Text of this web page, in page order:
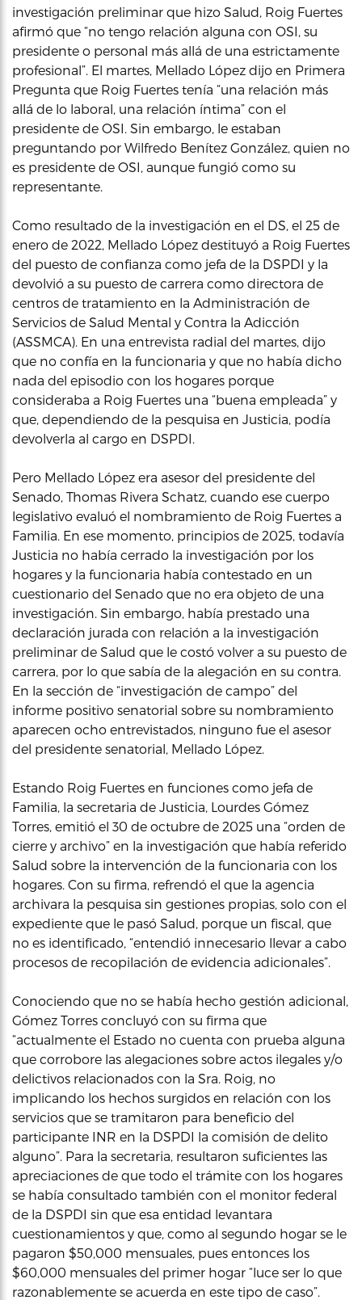
investigación preliminar que hizo Salud, Roig Fuertes
afirmó que “no tengo relación alguna con OSI, su
presidente o personal más allá de una estrictamente
profesional”. El martes, Mellado López dijo en Primera
Pregunta que Roig Fuertes tenía “una relación más
allá de lo laboral, una relación íntima” con el
presidente de OSI. Sin embargo, le estaban
preguntando por Wilfredo Benítez González, quien no
es presidente de OSI, aunque fungió como su
representante.
Como resultado de la investigación en el DS, el 25 de
enero de 2022, Mellado López destituyó a Roig Fuertes
del puesto de confianza como jefa de la DSPDI y la
devolvió a su puesto de carrera como directora de
centros de tratamiento en la Administración de
Servicios de Salud Mental y Contra la Adicción
(ASSMCA). En una entrevista radial del martes, dijo
que no confía en la funcionaria y que no había dicho
nada del episodio con los hogares porque
consideraba a Roig Fuertes una “buena empleada” y
que, dependiendo de la pesquisa en Justicia, podía
devolverla al cargo en DSPDI.
Pero Mellado López era asesor del presidente del
Senado, Thomas Rivera Schatz, cuando ese cuerpo
legislativo evaluó el nombramiento de Roig Fuertes a
Familia. En ese momento, principios de 2025, todavía
Justicia no había cerrado la investigación por los
hogares y la funcionaria había contestado en un
cuestionario del Senado que no era objeto de una
investigación. Sin embargo, había prestado una
declaración jurada con relación a la investigación
preliminar de Salud que le costó volver a su puesto de
carrera, por lo que sabía de la alegación en su contra.
En la sección de “investigación de campo” del
informe positivo senatorial sobre su nombramiento
aparecen ocho entrevistados, ninguno fue el asesor
del presidente senatorial, Mellado López.
Estando Roig Fuertes en funciones como jefa de
Familia, la secretaria de Justicia, Lourdes Gómez
Torres, emitió el 30 de octubre de 2025 una “orden de
cierre y archivo” en la investigación que había referido
Salud sobre la intervención de la funcionaria con los
hogares. Con su firma, refrendó el que la agencia
archivara la pesquisa sin gestiones propias, solo con el
expediente que le pasó Salud, porque un fiscal, que
no es identificado, “entendió innecesario llevar a cabo
procesos de recopilación de evidencia adicionales”.
Conociendo que no se había hecho gestión adicional,
Gómez Torres concluyó con su firma que
“actualmente el Estado no cuenta con prueba alguna
que corrobore las alegaciones sobre actos ilegales y/o
delictivos relacionados con la Sra. Roig, no
implicando los hechos surgidos en relación con los
servicios que se tramitaron para beneficio del
participante INR en la DSPDI la comisión de delito
alguno”. Para la secretaria, resultaron suficientes las
apreciaciones de que todo el trámite con los hogares
se había consultado también con el monitor federal
de la DSPDI sin que esa entidad levantara
cuestionamientos y que, como al segundo hogar se le
pagaron $50,000 mensuales, pues entonces los
$60,000 mensuales del primer hogar “luce ser lo que
razonablemente se acuerda en este tipo de caso”.